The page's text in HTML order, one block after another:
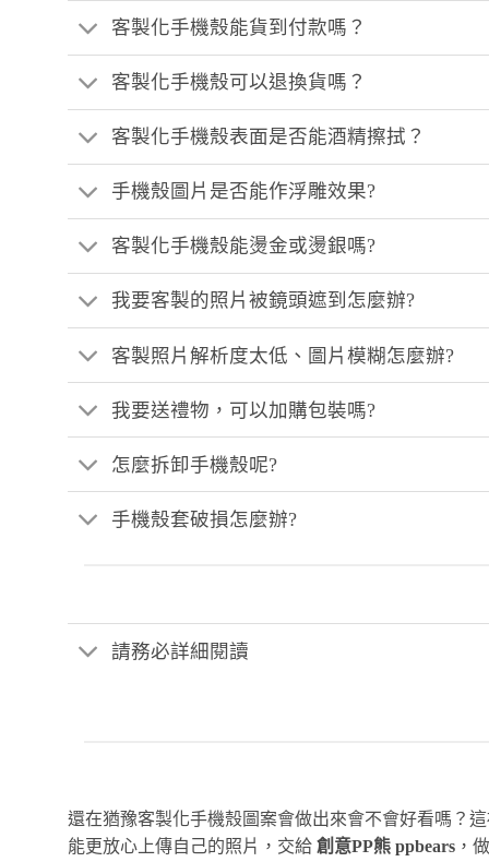
客製化手機殼能貨到付款嗎？
客製化手機殼可以退換貨嗎？
客製化手機殼表面是否能酒精擦拭？
手機殼圖片是否能作浮雕效果?
客製化手機殼能燙金或燙銀嗎?
我要客製的照片被鏡頭遮到怎麼辦?
客製照片解析度太低、圖片模糊怎麼辦?
我要送禮物，可以加購包裝嗎?
怎麼拆卸手機殼呢?
手機殼套破損怎麼辦?
請務必詳細閱讀
還在猶豫客製化手機殼圖案會做出來會不會好看嗎？
能更放心上傳自己的照片，交給 創意PP熊 ppbears ，